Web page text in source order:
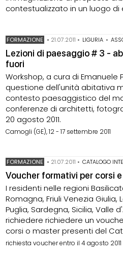
contestualizzato in un luogo di
FORMAZIONE • 21.07.2011 • LIGURIA •
Lezioni di paesaggio # 3 -
fuori
Workshop, a cura di
questione dell'unità abitativa
contesto paesaggistico del
conferenze di architetti,
20 agosto 2011.
Camogli (GE), 12 - 17 settembre 2011
FORMAZIONE • 21.07.2011 • CATALOGO
Voucher formativi per corsi
I residenti nelle regioni
Romagna, Friuli Venezia Giulia,
Puglia, Sardegna, Sicilia, Valle
richiedere richiedere un
corsi o master presenti del
richiesta voucher entro il 4 agosto 2011